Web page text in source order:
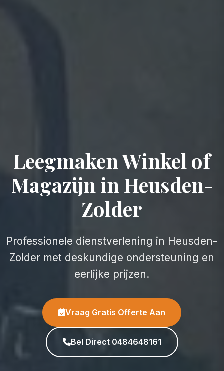
Leegmaken Winkel of
Magazijn in Heusden-
Zolder
Professionele dienstverlening in Heusden-
Zolder met deskundige ondersteuning en
eerlijke prijzen.
Vraag Gratis Offerte Aan
Bel Direct 0484648161